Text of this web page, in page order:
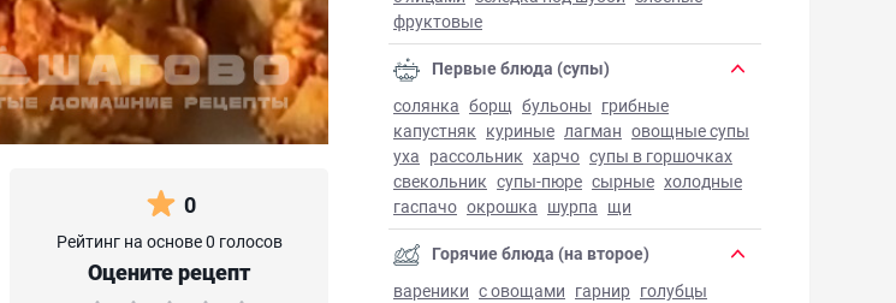
0
Рейтинг на основе 0 голосов
Оцените рецепт
фруктовые
Первые блюда (супы)
солянка борщ бульоны грибные
капустняк куриные лагман овощные супы
уха рассольник харчо супы в горшочках
свекольник супы-пюре сырные холодные
гаспачо окрошка шурпа щи
Горячие блюда (на второе)
вареники с овощами гарнир голубцы